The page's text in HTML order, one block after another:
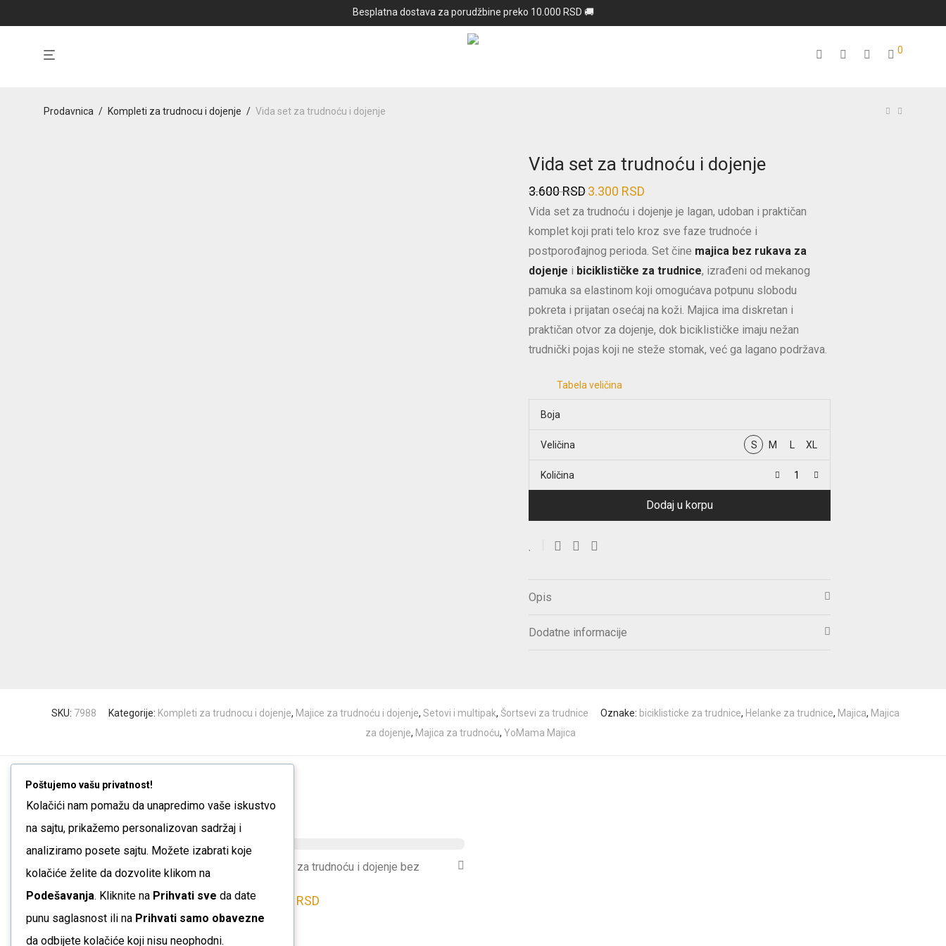
Besplatna dostava za porudžbine preko 10.000 RSD 🚚
0
Prodavnica / Kompleti za trudnocu i dojenje / Vida set za trudnoću i dojenje
Vida set za trudnoću i dojenje
3.600RSD Prvobitna
cena
je
bila:
3.600 RSD.
3.300 RSD
cena
je:
3.300 RSD.
Vida set za trudnoću i dojenje je lagan, udoban i praktičan
komplet koji prati telo kroz sve faze trudnoće i
postporođajnog perioda. Set čine majica bez rukava za
dojenje i biciklističke za trudnice, izrađeni od mekanog
pamuka sa elastinom koji omogućava potpunu slobodu
pokreta i prijatan osećaj na koži. Majica ima diskretan i
praktičan otvor za dojenje, dok biciklističke imaju nežan
trudnički pojas koji ne steže stomak, već ga lagano podržava.
Tabela veličina
Boja
Veličina S M XL
Količina
Dodaj u korpu
Opis
Dodatne informacije
SKU: 7988 Kategorije: Kompleti za trudnocu i dojenje, Majice za trudnoću i dojenje, Setovi i multipak, Šortsevi za trudnice Oznake: biciklisticke za trudnice, Helanke za trudnice, Majica, Majica
za dojenje, Majica za trudnoću, YoMama Majica
Možda će Vam se dopasti...
Ovaj
proizvod
varijanti.
Biciklističke za trudnice
1.700RSD
više
Majica za trudnoću i dojenje bez
RSD
Poštujemo vašu privatnost!
Kolačići nam pomažu da unapredimo vaše iskustvo
na sajtu, prikažemo personalizovan sadržaj i
analiziramo posete sajtu. Možete izabrati koje
kolačiće želite da dozvolite klikom na
Podešavanja. Kliknite na Prihvati sve da date
punu saglasnost ili na Prihvati samo obavezne
da odbijete kolačiće koji nisu neophodni.